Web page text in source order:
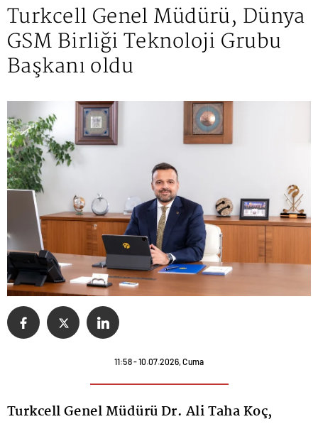
Turkcell Genel Müdürü, Dünya
GSM Birliği Teknoloji Grubu
Başkanı oldu
11:58 - 10.07.2026, Cuma
Turkcell Genel Müdürü Dr. Ali Taha Koç,